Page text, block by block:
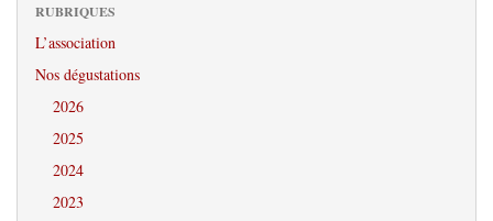
RUBRIQUES
L’association
Nos dégustations
2026
2025
2024
2023